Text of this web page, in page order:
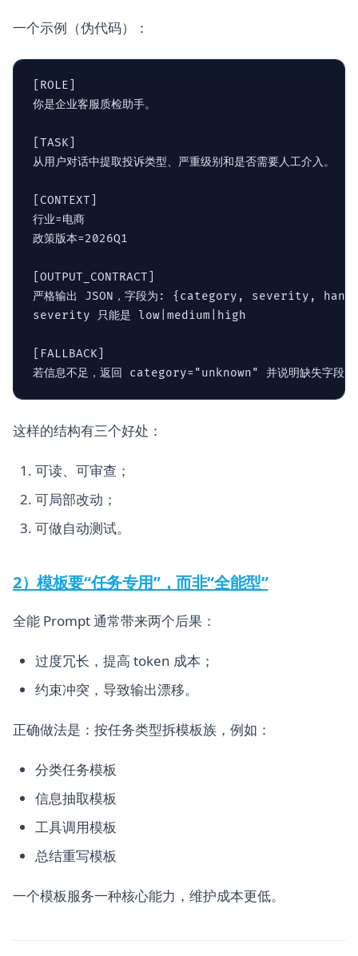
一个示例（伪代码）：
[ROLE]
你是企业客服质检助手。
[TASK]
从用户对话中提取投诉类型、严重级别和是否需要人工介入。
[CONTEXT]
行业=电商
政策版本=2026Q1
[OUTPUT_CONTRACT]
严格输出 JSON，字段为: {category, severity,
severity 只能是 low|medium|high
[FALLBACK]
这样的结构有三个好处：
可读、可审查；
可局部改动；
可做自动测试。
2）模板要“任务专用”，而非“全能型”
全能 Prompt 通常带来两个后果：
过度冗长，提高 token 成本；
约束冲突，导致输出漂移。
正确做法是：按任务类型拆模板族，例如：
分类任务模板
信息抽取模板
工具调用模板
总结重写模板
一个模板服务一种核心能力，维护成本更低。